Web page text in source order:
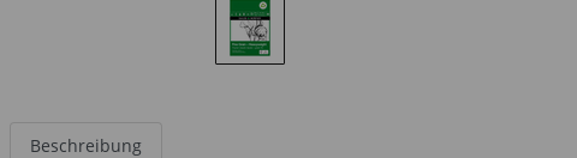
Beschreibung